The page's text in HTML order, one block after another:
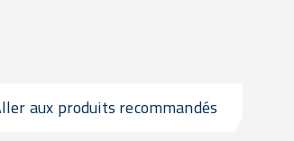
aux produits recommandés